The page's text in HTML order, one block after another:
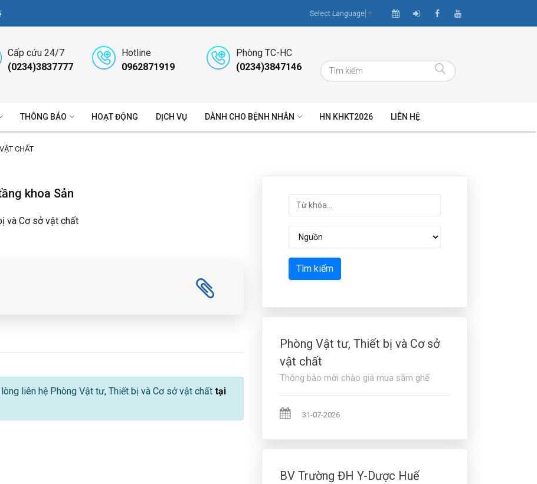
Select Language ▼
Cấp cứu 24/7
(0234)3837777
Hotline
0962871919
Phòng TC-HC
(0234)3847146
THÔNG BÁO HOẠT ĐỘNG DỊCH VỤ DÀNH CHO BỆNH NHÂN HN KHKT2026 LIÊN HỆ
CHẤT
khoa Sản
và Cơ sở vật chất
liên hệ Phòng Vật tư, Thiết bị và Cơ sở vật chất tại
Tìm kiếm
Phòng Vật tư, Thiết bị và Cơ sở
vật chất
Thông báo mời chào giá mua sắm ghế
31-07-2026
BV Trường ĐH Y-Dược Huế